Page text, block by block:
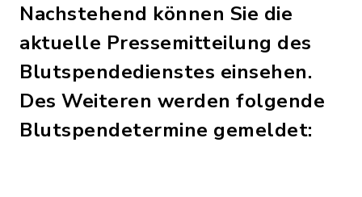
Nachstehend können Sie die
aktuelle Pressemitteilung des
Blutspendedienstes einsehen.
Des Weiteren werden folgende
Blutspendetermine gemeldet: